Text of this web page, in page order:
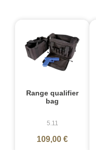
Range qualifier
bag
5.11
109,00 €